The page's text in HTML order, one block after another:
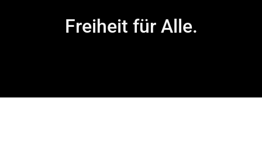
Freiheit für Alle.